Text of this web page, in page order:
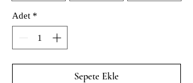
Adet *
Sepete Ekle